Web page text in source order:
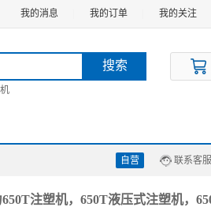
我的消息 我的订单 我的关注
搜索
自营 联系客服
注塑机，650T液压式注塑机，